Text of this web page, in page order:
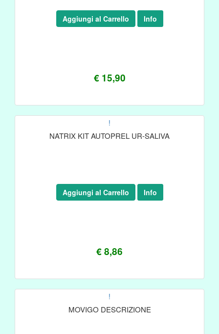
€ 15,90
Aggiungi al Carrello Info
!
NATRIX KIT AUTOPREL UR-SALIVA
€ 8,86
Aggiungi al Carrello Info
!
MOVIGO DESCRIZIONE